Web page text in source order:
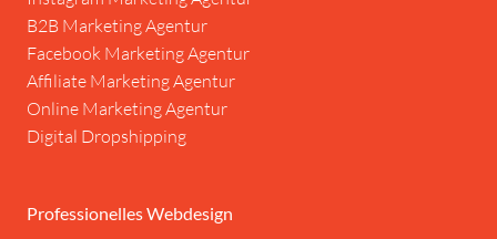
B2B Marketing Agentur
Facebook Marketing Agentur
Affiliate Marketing Agentur
Online Marketing Agentur
Digital Dropshipping
Professionelles Webdesign